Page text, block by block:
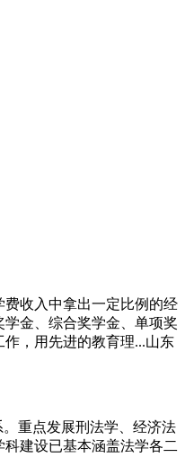
收入中拿出一定比例的经
金、综合奖学金、单项奖
，用先进的教育理...山东
重点发展刑法学、经济法
建设已基本涵盖法学各二